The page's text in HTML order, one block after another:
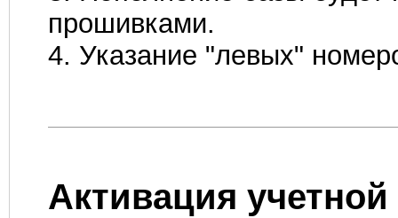
прошивками.
4. Указание "левых"
Активация